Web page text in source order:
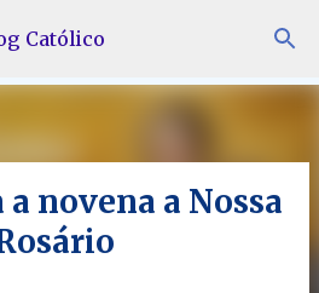
conteúdo principal
Católico
a novena a Nossa